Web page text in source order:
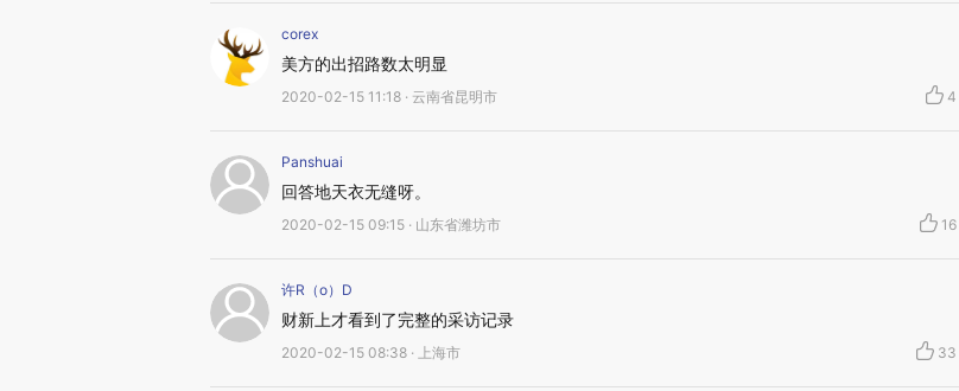
corex
美方的出招路数太明显
2020-02-15 11:18 · 云南省昆明市 4
Panshuai
回答地天衣无缝呀。
2020-02-15 09:15 · 山东省潍坊市 16
许R（o）D
财新上才看到了完整的采访记录
2020-02-15 08:38 · 上海市 33